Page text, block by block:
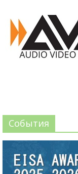
События